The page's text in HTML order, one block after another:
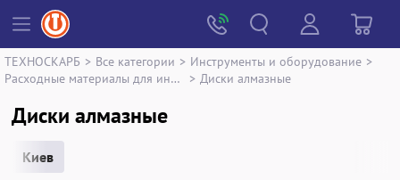
ТЕХНОСКАРБ > Все категории > Инструменты и оборудование >
Расходные материалы для инструментов
> Диски алмазные
Диски алмазные
Киев